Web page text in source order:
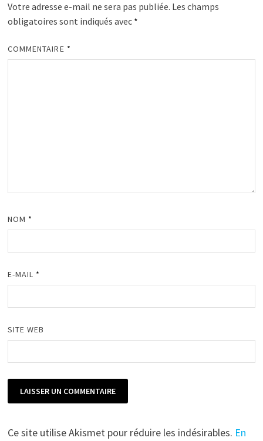
Votre adresse e-mail ne sera pas publiée. Les champs
obligatoires sont indiqués avec *
COMMENTAIRE *
NOM *
E-MAIL *
SITE WEB
Ce site utilise Akismet pour réduire les indésirables. En